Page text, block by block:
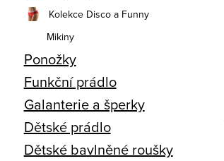
Kolekce Disco a Funny
Mikiny
Ponožky
Funkční prádlo
Galanterie a šperky
Dětské prádlo
Dětské bavlněné roušky